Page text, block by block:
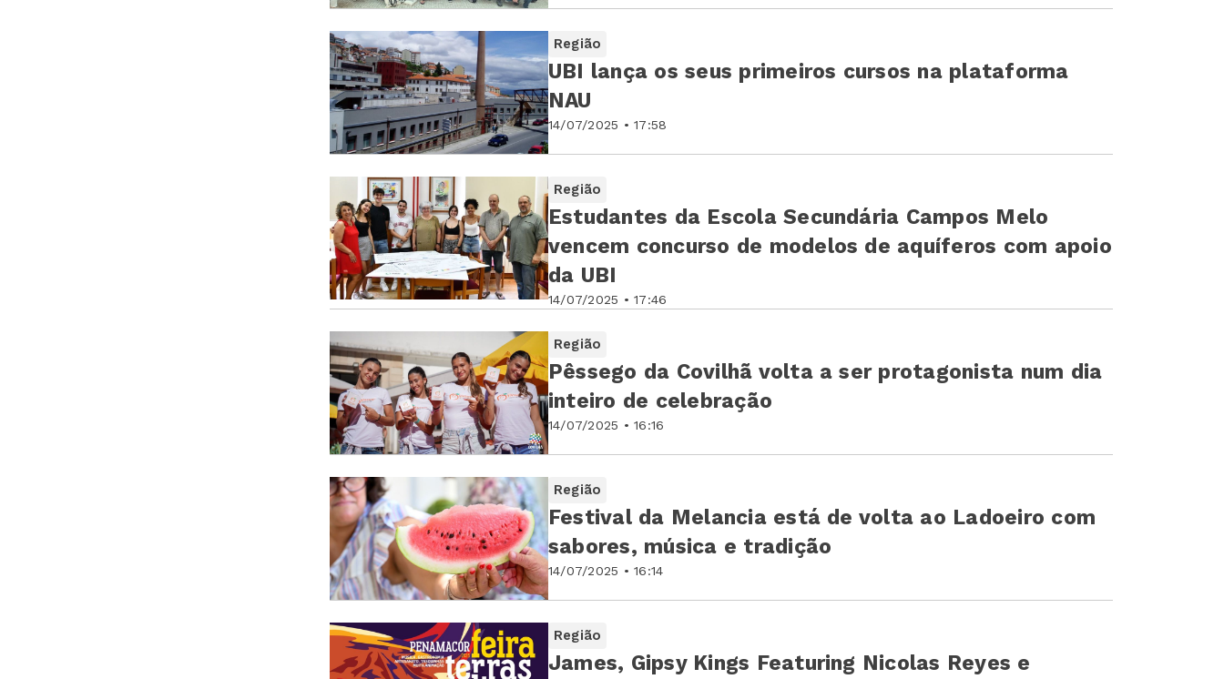
Região
14/07/2025 • 17:58
UBI lança os seus primeiros cursos na plataforma
NAU
Região
14/07/2025 • 17:46
Estudantes da Escola Secundária Campos Melo
vencem concurso de modelos de aquíferos com apoio
da UBI
Região
14/07/2025 • 16:16
Pêssego da Covilhã volta a ser protagonista num dia
inteiro de celebração
Região
14/07/2025 • 16:14
Festival da Melancia está de volta ao Ladoeiro com
sabores, música e tradição
Região
James, Gipsy Kings Featuring Nicolas Reyes e